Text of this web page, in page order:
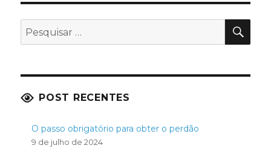
Pesquisar
POST RECENTES
O passo obrigatório para obter o perdão
9 de julho de 2024